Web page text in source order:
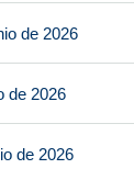
de 2026
de 2026
de 2026